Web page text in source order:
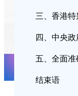
三、香港特
四、中央政
五、全面准
结束语